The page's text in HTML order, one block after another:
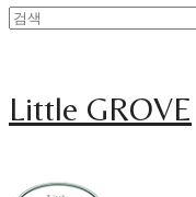
Little GROVE